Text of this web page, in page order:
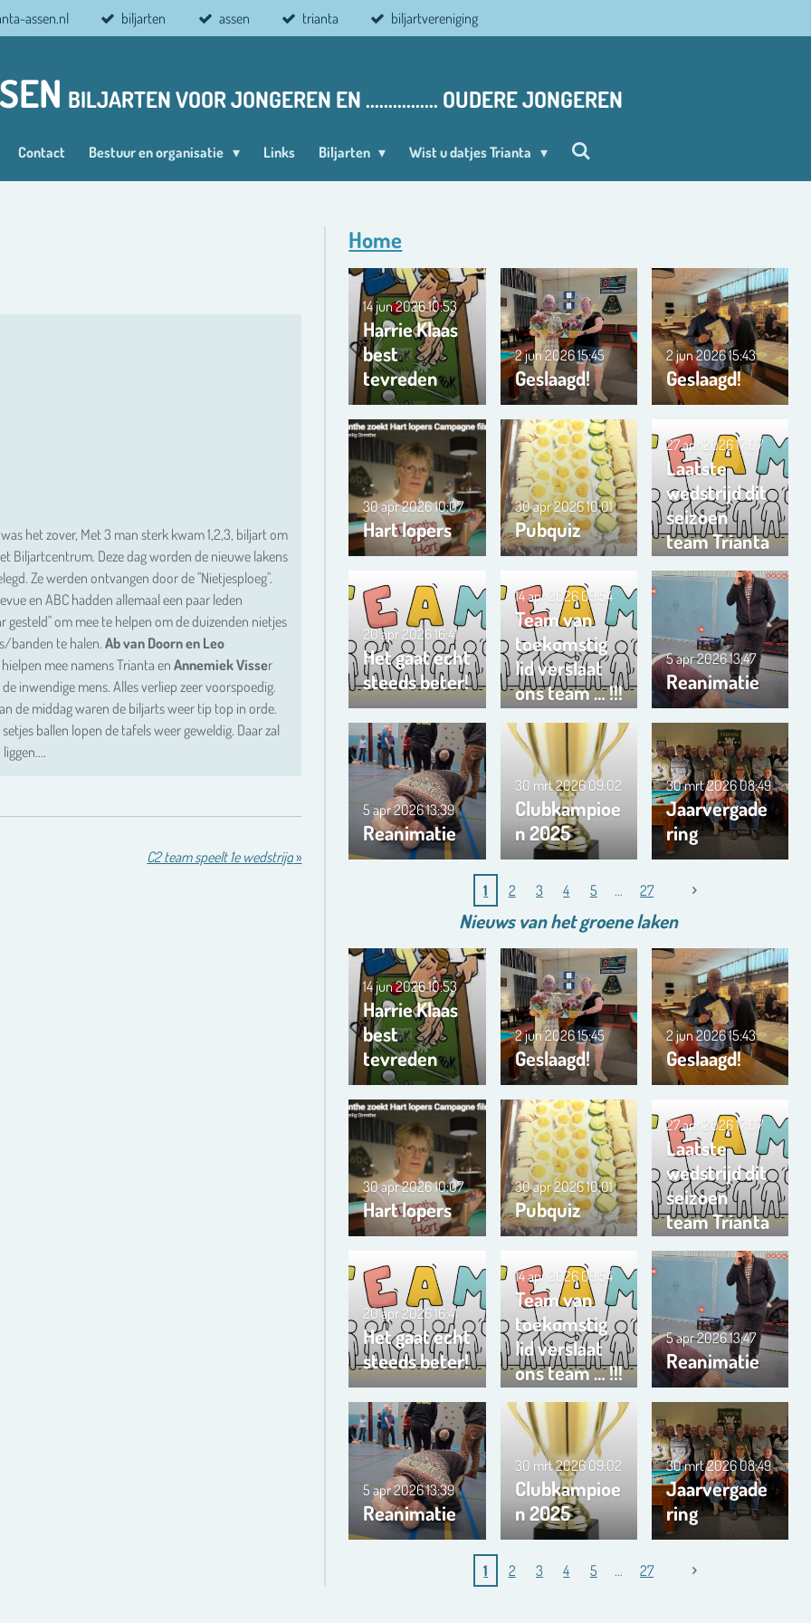
assen.nl biljarten assen trianta biljartvereniging
BILJARTEN VOOR JONGEREN EN ................ OUDERE JONGEREN
Contact Bestuur en organisatie Links Biljarten Wist u datjes Trianta
het zover, Met 3 man sterk kwam 1,2,3, biljart om
Biljartcentrum. Deze dag worden de nieuwe lakens
Ze werden ontvangen door de "Nietjesploeg".
en ABC hadden allemaal een paar leden
gesteld" om mee te helpen om de duizenden nietjes
banden te halen. Ab van Doorn en Leo
hielpen mee namens Trianta en Annemiek Visser
inwendige mens. Alles verliep zeer voorspoedig.
de middag waren de biljarts weer tip top in orde.
ballen lopen de tafels weer geweldig. Daar zal
C2 team speelt 1e wedstrijd»
Home
Harrie Klaas
best
tevreden
14 jun 202610:53
Geslaagd!
2 jun 202615:45
Geslaagd!
2 jun 202615:43
Hart lopers
30 apr 202610:07
Pubquiz
30 apr 202610:01
Laatste
wedstrijd dit
seizoen
team Trianta
01
27 apr 202617:07
Het gaat echt
steeds beter!
20 apr 202616:41
Team van
toekomstig
lid verslaat
ons team … !!!
14 apr 2026 09:54
Reanimatie
5 apr 202613:47
Reanimatie
5 apr 202613:39
Clubkampioe
n 2025
30 mrt 2026 09:02
Jaarvergade
ring
30 mrt 202608:49
1 2 3 4 5 27
Nieuws van hetgroenelaken
Harrie Klaas
best
tevreden
14 jun 202610:53
Geslaagd!
2 jun 202615:45
Geslaagd!
2 jun 202615:43
Hart lopers
30 apr 202610:07
Pubquiz
30 apr 202610:01
Laatste
wedstrijd dit
seizoen
team Trianta
01
27 apr 202617:07
Het gaat echt
steeds beter!
20 apr 202616:41
Team van
toekomstig
lid verslaat
ons team … !!!
14 apr 2026 09:54
Reanimatie
5 apr 202613:47
Reanimatie
5 apr 202613:39
Clubkampioe
n 2025
30 mrt 2026 09:02
Jaarvergade
ring
30 mrt 202608:49
1 2 3 4 5 27